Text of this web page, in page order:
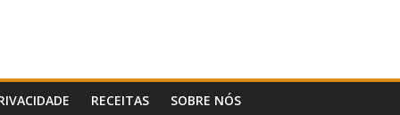
RECEITAS SOBRE NÓS